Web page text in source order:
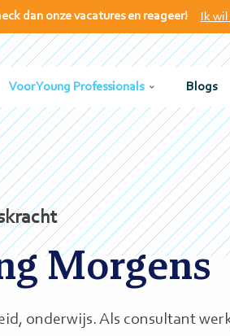
dan onze vacatures en reageer! Ik
Voor Young Professionals Blogs
Morgens
onderwijs. Als consultant